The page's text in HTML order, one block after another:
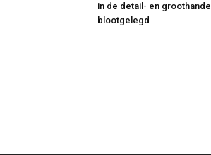
in de detail- en groothandel
blootgelegd